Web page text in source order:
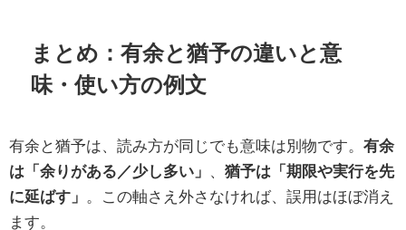
まとめ：有余と猶予の違いと意
味・使い方の例文
有余と猶予は、読み方が同じでも意味は別物です。 有余
は「余りがある／少し多い」
猶予は「期限や実行を先
に延ばす」
。この軸さえ外さなければ、誤用はほぼ消え
ます。